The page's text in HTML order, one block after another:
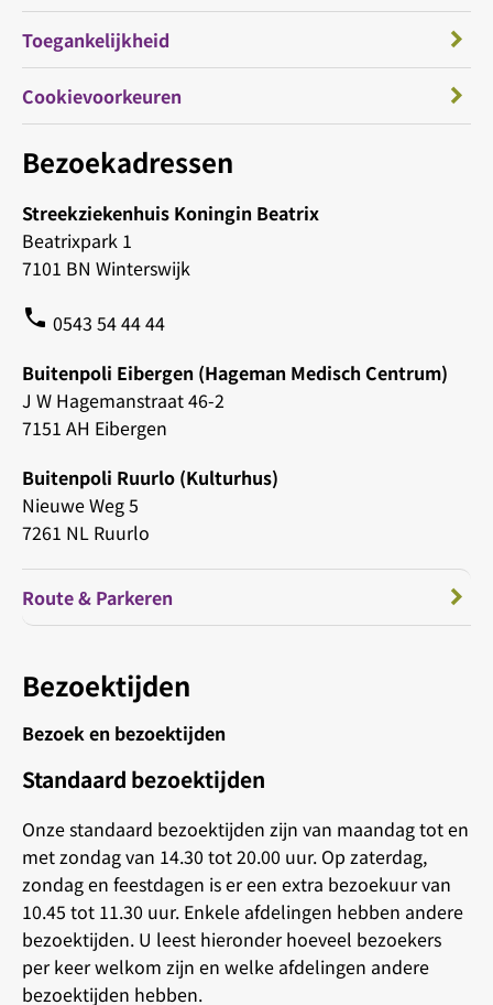
Bezoekadressen
Streekziekenhuis Koningin Beatrix
Beatrixpark 1
7101 BN Winterswijk
phone 0543 54 44 44
Buitenpoli Eibergen (Hageman Medisch Centrum)
J W Hagemanstraat 46-2
7151 AH Eibergen
Buitenpoli Ruurlo (Kulturhus)
Nieuwe Weg 5
7261 NL Ruurlo
Route & Parkeren
Bezoektijden
Bezoek en bezoektijden
Standaard bezoektijden
Onze standaard bezoektijden zijn van maandag tot en
met zondag van 14.30 tot 20.00 uur. Op zaterdag,
zondag en feestdagen is er een extra bezoekuur van
10.45 tot 11.30 uur. Enkele afdelingen hebben andere
bezoektijden. U leest hieronder hoeveel bezoekers
per keer welkom zijn en welke afdelingen andere
bezoektijden hebben.
Toegankelijkheid
Cookievoorkeuren